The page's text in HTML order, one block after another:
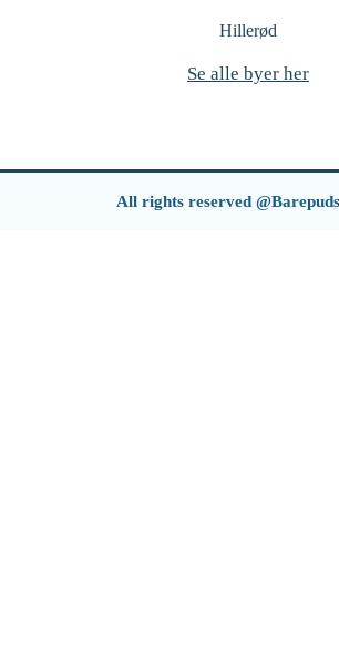
Hillerød
Se alle byer her
All rights reserved